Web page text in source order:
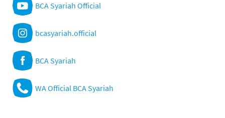
BCA Syariah Official
bcasyariah.official
BCA Syariah
WA Official BCA Syariah